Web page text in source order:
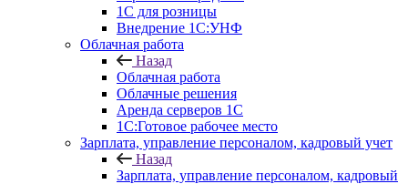
1С для розницы
Внедрение 1С:УНФ
Облачная работа
Назад
Облачная работа
Облачные решения
Аренда серверов 1С
1C:Готовое рабочее место
Зарплата, управление персоналом, кадровый учет
Назад
Зарплата, управление персоналом, кадровый